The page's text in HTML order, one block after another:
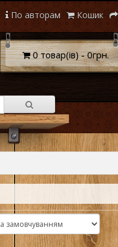
По авторам Кошик
0 товар(ів) - 0грн.